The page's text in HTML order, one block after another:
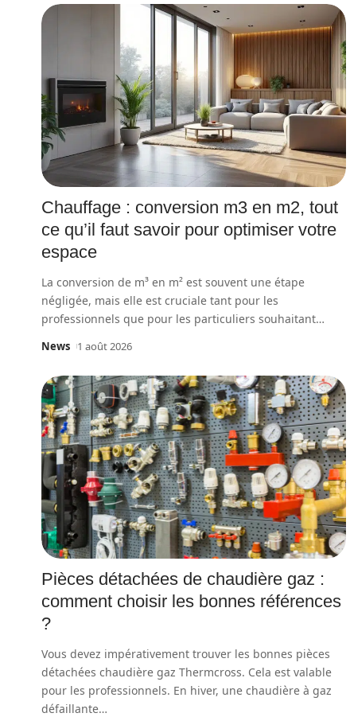
Chauffage : conversion m3 en m2, tout
ce qu’il faut savoir pour optimiser votre
espace
La conversion de m³ en m² est souvent une étape
négligée, mais elle est cruciale tant pour les
professionnels que pour les particuliers souhaitant…
News 1 août 2026
Pièces détachées de chaudière gaz :
comment choisir les bonnes références
?
Vous devez impérativement trouver les bonnes pièces
détachées chaudière gaz Thermcross. Cela est valable
pour les professionnels. En hiver, une chaudière à gaz
défaillante…